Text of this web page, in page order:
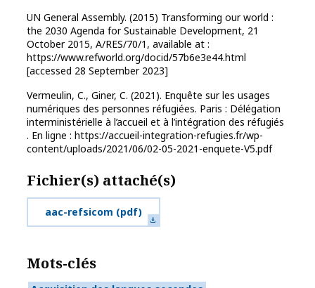
UN General Assembly. (2015) Transforming our world :
the 2030 Agenda for Sustainable Development, 21
October 2015, A/RES/70/1, available at :
https://www.refworld.org/docid/57b6e3e44.html
[accessed 28 September 2023]
Vermeulin, C., Giner, C. (2021). Enquête sur les usages
numériques des personnes réfugiées. Paris : Délégation
interministérielle à l’accueil et à l’intégration des réfugiés
. En ligne : https://accueil-integration-refugies.fr/wp-
content/uploads/2021/06/02-05-2021-enquete-V5.pdf
Fichier(s) attaché(s)
aac-refsicom (pdf)
Mots-clés